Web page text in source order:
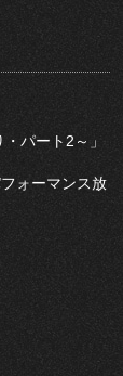
パート2～」
ォーマンス放